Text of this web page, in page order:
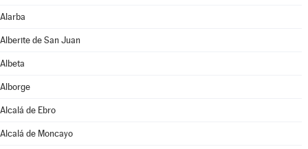
Alarba
Alberite de San Juan
Albeta
Alborge
Alcalá de Ebro
Alcalá de Moncayo